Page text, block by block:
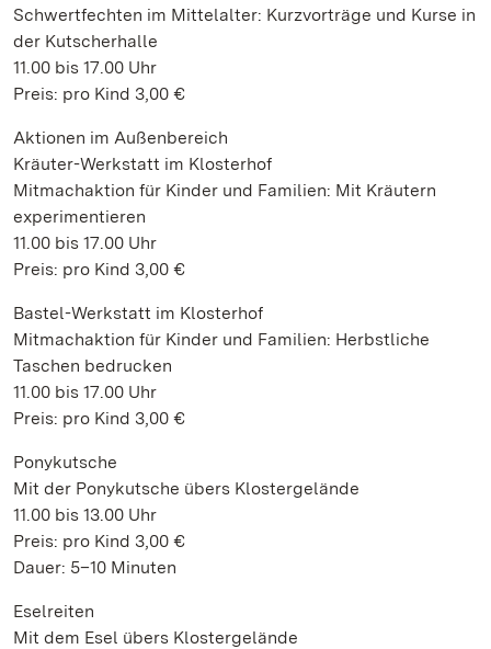
Schwertfechten im Mittelalter: Kurzvorträge und Kurse in
der Kutscherhalle
11.00 bis 17.00 Uhr
Preis: pro Kind 3,00 €
Aktionen im Außenbereich
Kräuter-Werkstatt im Klosterhof
Mitmachaktion für Kinder und Familien: Mit Kräutern
experimentieren
11.00 bis 17.00 Uhr
Preis: pro Kind 3,00 €
Bastel-Werkstatt im Klosterhof
Mitmachaktion für Kinder und Familien: Herbstliche
Taschen bedrucken
11.00 bis 17.00 Uhr
Preis: pro Kind 3,00 €
Ponykutsche
Mit der Ponykutsche übers Klostergelände
11.00 bis 13.00 Uhr
Preis: pro Kind 3,00 €
Dauer: 5–10 Minuten
Eselreiten
Mit dem Esel übers Klostergelände